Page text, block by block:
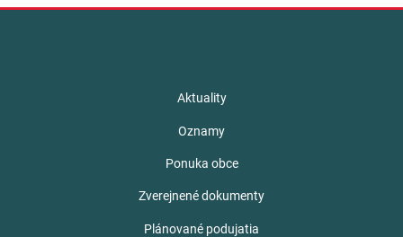
Aktuality
Oznamy
Ponuka obce
Zverejnené dokumenty
Plánované podujatia